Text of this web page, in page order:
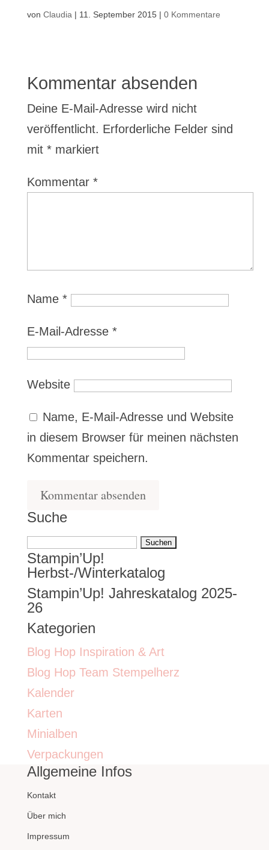
von Claudia | 11. September 2015| 0 Kommentare
Kommentar absenden
Deine E-Mail-Adresse wird nicht
veröffentlicht. Erforderliche Felder sind
mit *markiert
Kommentar *
Name *
E-Mail-Adresse *
Website
Name, E-Mail-Adresse und Website
in diesem Browser für meinen nächsten
Kommentar speichern.
Suche
Suchen
nach:
Stampin’Up!
Herbst-/Winterkatalog
Stampin’Up! Jahreskatalog 2025-
26
Kategorien
Blog Hop Inspiration & Art
Blog Hop Team Stempelherz
Kalender
Karten
Minialben
Verpackungen
Allgemeine Infos
Kontakt
Über mich
Impressum